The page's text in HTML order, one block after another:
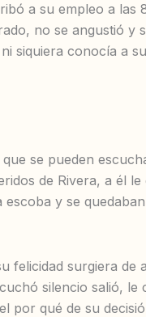
a su empleo a las
no se angustió y
siquiera conocía a
se pueden
de Rivera, a él
y se
felicidad surgiera de
silencio salió,
por qué de su